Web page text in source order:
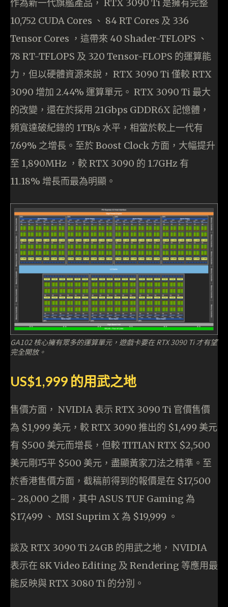
作為新一代旗艦產品， RTX 3090 Ti 是擁有完整
10,752 CUDA Cores 、 84 RT Cores 及 336
Tensor Cores ，這帶來 40 Shader-TFLOPS 、
78 RT-TFLOPS 及 320 Tensor-FLOPS 的運算能
力，但以硬體資源來說， RTX 3090 Ti 僅較 RTX
3090 增加 2.44% 運算單元。 RTX 3090 Ti 最大
的改變，還在於採用 21Gbps GDDR6X 記憶體，
頻寬達破紀錄的 1TB/s 水平，相當於較上一代有
7.69% 之增長。至於 Boost Clock 方面，大幅提升
至 1,890MHz ，較 RTX 3090 的 1.7GHz 有
11.18% 增長而最為明顯。
GA102 核心擁有眾多的運算單元，遊戲卡要在 RTX 3090 Ti 才有望
完全開放。
US$1,999 的用武之地
售價方面， NVIDIA 表示 RTX 3090 Ti 官價售價
為 $1,999 美元，較 RTX 3090 推出的 $1,499 美元
有 $500 美元而增長，但較 TITIAN RTX $2,500
美元剛巧平 $500 美元，盡顯黃家刀法之精準。至
於香港售價方面，截稿前得到的報價是在 $17,500
~ 28,000 之間，其中 ASUS TUF Gaming 為
$17,499 、 MSI Suprim X 為 $19,999 。
談及 RTX 3090 Ti 24GB 的用武之地， NVIDIA
表示在 8K Video Editing 及 Rendering 等應用最
能反映與 RTX 3080 Ti 的分別。